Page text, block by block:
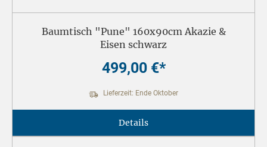
Baumtisch "Pune" 160x90cm Akazie &
Eisen schwarz
499,00 €*
Lieferzeit: Ende Oktober
Details